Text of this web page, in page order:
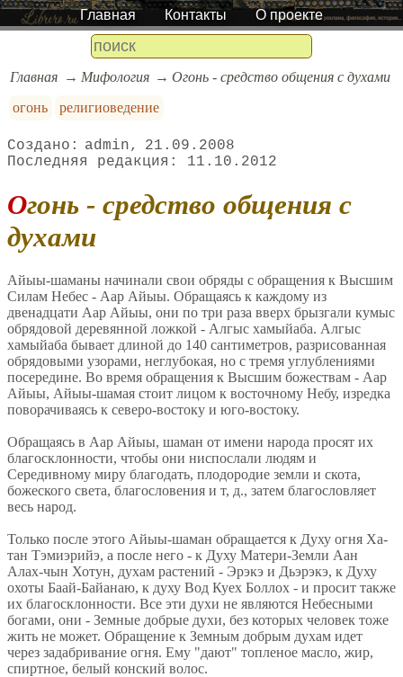
Главная Контакты О проекте
Главная Мифология
Огонь - средство общения с духами
огонь
религиоведение
admin
21.09.2008
11.10.2012
Огонь - средство общения с
духами
Айыы-шаманы начинали свои обряды с обращения к Высшим
Силам Небес - Аар Айыы. Обращаясь к каждому из
двенадцати Аар Айыы, они по три раза вверх брызгали кумыс
обрядовой деревянной ложкой - Алгыс хамыйаба. Алгыс
хамыйаба бывает длиной до 140 сантиметров, разрисованная
обрядовыми узорами, неглубокая, но с тремя углублениями
посередине. Во время обращения к Высшим божествам - Аар
Айыы, Айыы-шамая стоит лицом к восточному Небу, изредка
поворачиваясь к северо-востоку и юго-востоку.
Обращаясь в Аар Айыы, шаман от имени народа просят их
благосклонности, чтобы они ниспослали людям и
Середивному миру благодать, плодородие земли и скота,
божеского света, благословения и т, д., затем благословляет
весь народ.
Только после этого Айыы-шаман обращается к Духу огня Ха-
тан Тэмиэрийэ, а после него - к Духу Матери-Земли Аан
Алах-чын Хотун, духам растений - Эрэкэ и Дьэрэкэ, к Духу
охоты Баай-Байанаю, к духу Вод Куех Боллох - и просит также
их благосклонности. Все эти духи не являются Небесными
богами, они - Земные добрые духи, без которых человек тоже
жить не может. Обращение к Земным добрым духам идет
через задабривание огня. Ему "дают" топленое масло, жир,
спиртное, белый конский волос.